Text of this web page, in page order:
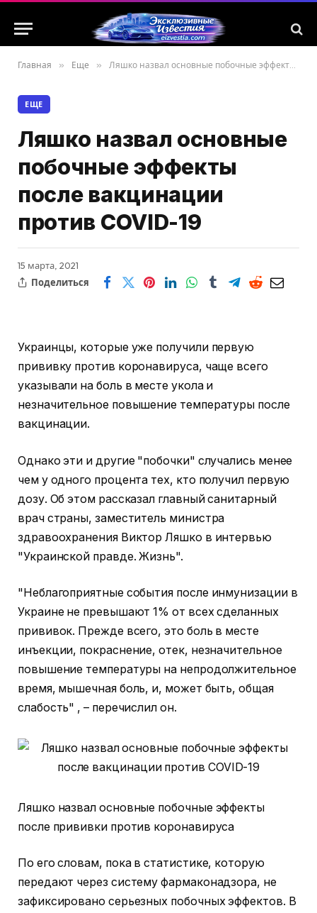
Главная » Еще » Ляшко назвал основные побочные эффекты после вакцинации против COVID-19
ЕЩЕ
Ляшко назвал основные
побочные эффекты
после вакцинации
против COVID-19
15 марта, 2021
Поделиться
Украинцы, которые уже получили первую
прививку против коронавируса, чаще всего
указывали на боль в месте укола и
незначительное повышение температуры после
вакцинации.
Однако эти и другие "побочки" случались менее
чем у одного процента тех, кто получил первую
дозу. Об этом рассказал главный санитарный
врач страны, заместитель министра
здравоохранения Виктор Ляшко в интервью
"Украинской правде. Жизнь".
"Неблагоприятные события после инмунизации в
Украине не превышают 1% от всех сделанных
прививок. Прежде всего, это боль в месте
инъекции, покраснение, отек, незначительное
повышение температуры на непродолжительное
время, мышечная боль, и, может быть, общая
слабость" , – перечислил он.
Ляшко назвал основные побочные эффекты
после прививки против коронавируса
По его словам, пока в статистике, которую
передают через систему фармаконадзора, не
зафиксировано серьезных побочных эффектов. В